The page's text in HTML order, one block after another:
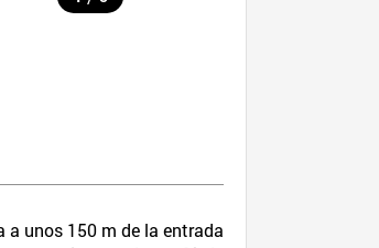
a unos 150 m de la entrada